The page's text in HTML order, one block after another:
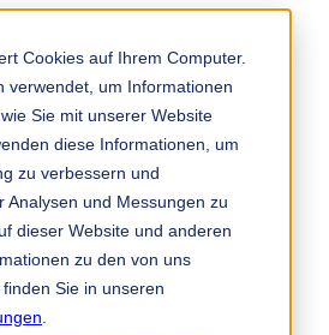
Cookies auf Ihrem Computer.
verwendet, um Informationen
Sie mit unserer Website
diese Informationen, um
zu verbessern und
Analysen und Messungen zu
dieser Website und anderen
zu den von uns
Sie in unseren